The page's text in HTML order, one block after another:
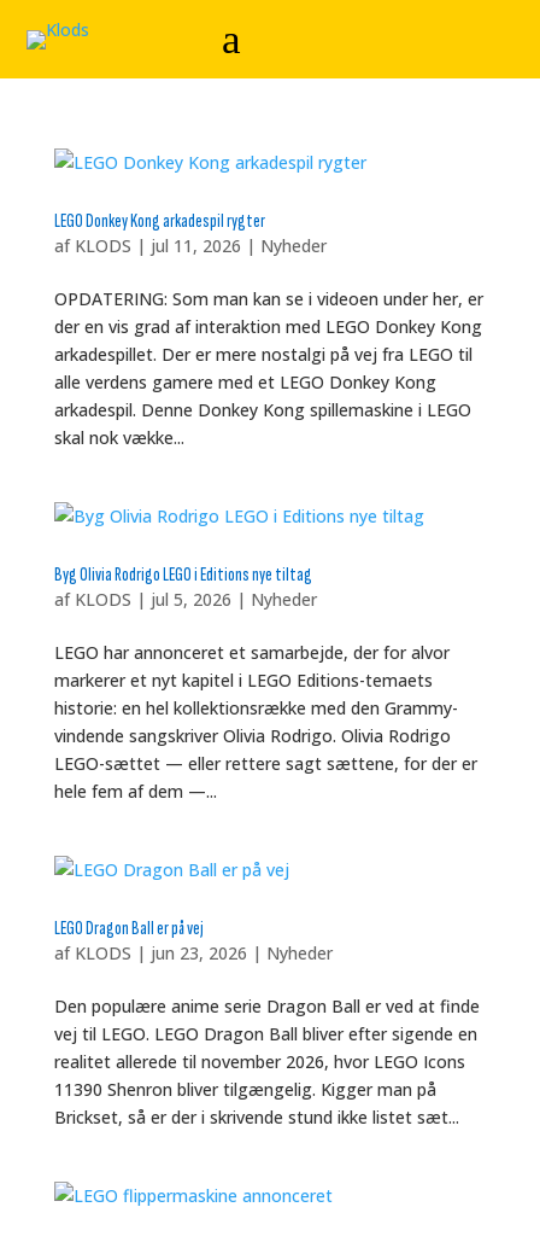
LEGO Donkey Kong arkadespil rygter
af KLODS | jul 11, 2026 | Nyheder
OPDATERING: Som man kan se i videoen under her, er
der en vis grad af interaktion med LEGO Donkey Kong
arkadespillet. Der er mere nostalgi på vej fra LEGO til
alle verdens gamere med et LEGO Donkey Kong
arkadespil. Denne Donkey Kong spillemaskine i LEGO
skal nok vække...
Byg Olivia Rodrigo LEGO i Editions nye tiltag
af KLODS | jul 5, 2026 | Nyheder
LEGO har annonceret et samarbejde, der for alvor
markerer et nyt kapitel i LEGO Editions-temaets
historie: en hel kollektionsrække med den Grammy-
vindende sangskriver Olivia Rodrigo. Olivia Rodrigo
LEGO-sættet — eller rettere sagt sættene, for der er
hele fem af dem —...
LEGO Dragon Ball er på vej
af KLODS | jun 23, 2026 | Nyheder
Den populære anime serie Dragon Ball er ved at finde
vej til LEGO. LEGO Dragon Ball bliver efter sigende en
realitet allerede til november 2026, hvor LEGO Icons
11390 Shenron bliver tilgængelig. Kigger man på
Brickset, så er der i skrivende stund ikke listet sæt...